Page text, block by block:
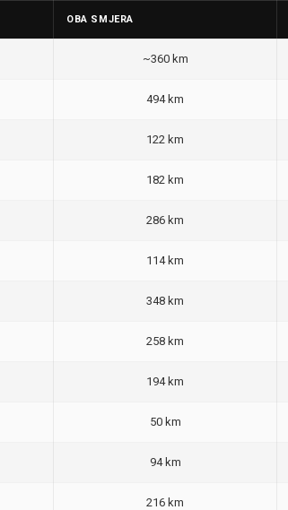
OBA SMJERA
~360 km
494 km
122 km
182 km
286 km
114 km
348 km
258 km
194 km
50 km
94 km
216 km